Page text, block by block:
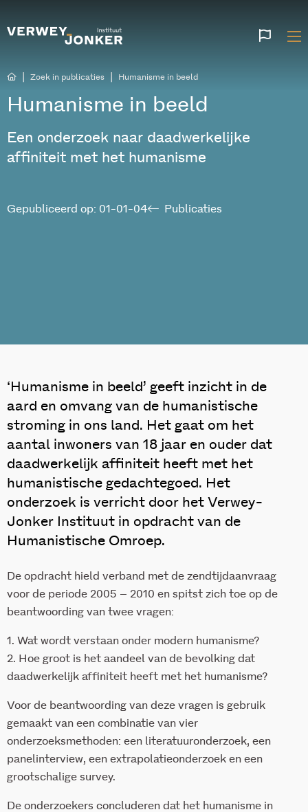
Zoek in publicaties Humanisme in beeld
Humanisme in beeld
Een onderzoek naar daadwerkelijke
affiniteit met het humanisme
Publicaties
Gepubliceerd op: 01-01-04
‘Humanisme in beeld’ geeft inzicht in de
aard en omvang van de humanistische
stroming in ons land. Het gaat om het
aantal inwoners van 18 jaar en ouder dat
daadwerkelijk affiniteit heeft met het
humanistische gedachtegoed. Het
onderzoek is verricht door het Verwey-
Jonker Instituut in opdracht van de
Humanistische Omroep.
De opdracht hield verband met de zendtijdaanvraag
voor de periode 2005 – 2010 en spitst zich toe op de
beantwoording van twee vragen:
1. Wat wordt verstaan onder modern humanisme?
2. Hoe groot is het aandeel van de bevolking dat
daadwerkelijk affiniteit heeft met het humanisme?
Voor de beantwoording van deze vragen is gebruik
gemaakt van een combinatie van vier
onderzoeksmethoden: een literatuuronderzoek, een
panelinterview, een extrapolatieonderzoek en een
grootschalige survey.
De onderzoekers concluderen dat het humanisme in